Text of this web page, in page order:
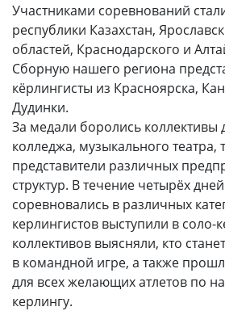
Участниками соревнований
республики Казахстан,
областей, Краснодарского и
Сборную нашего региона
кёрлингисты из Красноярска,
Дудинки.
За медали боролись коллективы
колледжа, музыкального театра,
представители различных
структур. В течение четырёх
соревновались в различных
керлингистов выступили в соло-
коллективов выясняли, кто
в командной игре, а также
для всех желающих атлетов по
керлингу.